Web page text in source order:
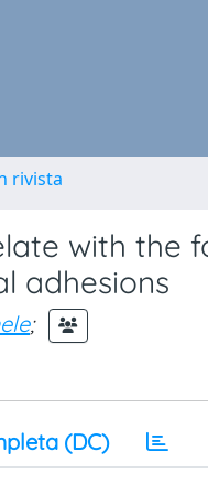
rivista
with the
adhesions
;
(DC)